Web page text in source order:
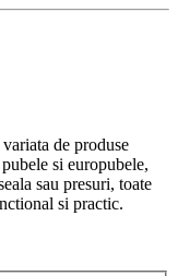
de produse
si europubele,
sau presuri, toate
si practic.